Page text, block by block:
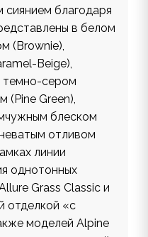
благодаря
в белом
(Brownie),
Beige),
темно-сером
(Pine Green),
блеском
отливом
линии
однотонных
Grass Classic и
отделкой «с
моделей Alpine